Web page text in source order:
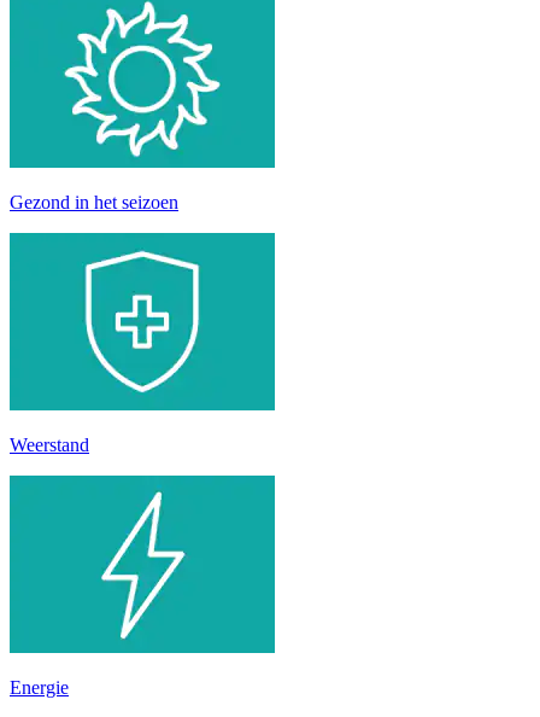
Gezond in het seizoen
Weerstand
Energie